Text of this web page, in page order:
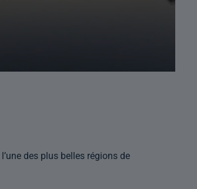
des plus belles régions de